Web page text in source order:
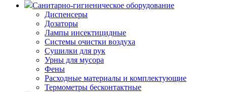
Санитарно-гигиеническое оборудование
Диспенсеры
Дозаторы
Лампы инсектицидные
Системы очистки воздуха
Сушилки для рук
Урны для мусора
Фены
Расходные материалы и комплектующие
Термометры бесконтактные